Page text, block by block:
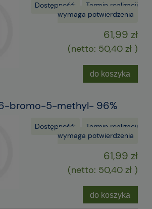
Dostępność:
Termin realizacji
wymaga potwierdzenia
61,99 zł
(netto: 50,40 zł )
do koszyka
6-bromo-5-methyl- 96%
Dostępność:
Termin realizacji
wymaga potwierdzenia
61,99 zł
(netto: 50,40 zł )
do koszyka